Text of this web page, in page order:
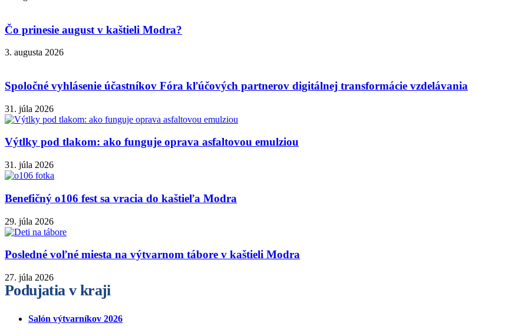
Čo prinesie august v kaštieli Modra?
3. augusta 2026
Spoločné vyhlásenie účastníkov Fóra kľúčových partnerov digitálnej transformácie vzdelávania
31. júla 2026
Výtlky pod tlakom: ako funguje oprava asfaltovou emulziou
31. júla 2026
Benefičný o106 fest sa vracia do kaštieľa Modra
29. júla 2026
Posledné voľné miesta na výtvarnom tábore v kaštieli Modra
27. júla 2026
Podujatia v kraji
Salón výtvarníkov 2026